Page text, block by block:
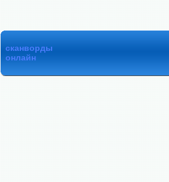
сканворды
онлайн